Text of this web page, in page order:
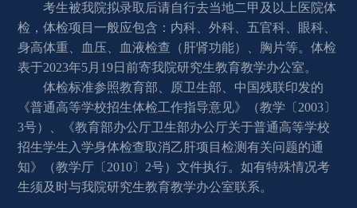
考生被我院拟录取后请自行去当地二甲及以上医院体
检，体检项目一般应包含：内科、外科、五官科、眼科、
身高体重、血压、血液检查（肝肾功能）、胸片等。体检
表于2023年5月19日前寄我院研究生教育教学办公室。
体检标准参照教育部、原卫生部、中国残联印发的
《普通高等学校招生体检工作指导意见》（教学〔2003〕
3号）、《教育部办公厅卫生部办公厅关于普通高等学校
招生学生入学身体检查取消乙肝项目检测有关问题的通
知》（教学厅〔2010〕2号）文件执行。如有特殊情况考
生须及时与我院研究生教育教学办公室联系。